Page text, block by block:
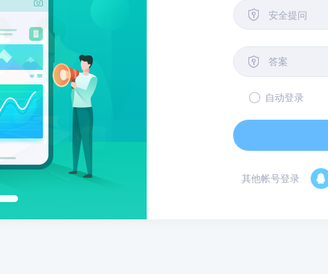
 安全提问

自动登录
其他帐号登录 